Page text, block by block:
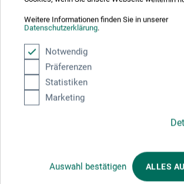
Weitere Informationen finden Sie in unserer
Datenschutzerklärung.
Notwendig
Präferenzen
Statistiken
Marketing
Auswahl bestätigen ALLES
Sie schauen derzeitig auf eine
Veranstaltung
Veranstaltungsort
Veranstaltungsleiter/in